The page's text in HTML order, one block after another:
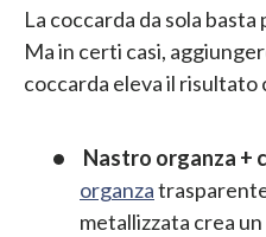
La coccarda da sola
Ma in certi casi,
coccarda eleva il risultato
Nastro organza +
organza
metallizzata crea